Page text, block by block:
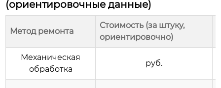
(ориентировочные данные)
Метод ремонта
Стоимость (за штуку,
ориентировочно)
Механическая
обработка
руб.